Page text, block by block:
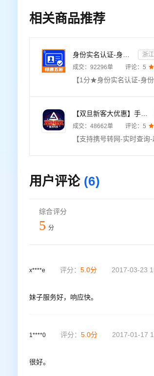
相关商品推荐
身份实名认证-身份证实名认证-身份证实名-身份实名认证-身份证二要素核验-身份证实名认证-身份实名认证
浙
成交： 92296单 评论： 5 
【双旦新客大优惠】手机二要素-手机三要素查询-手机三-手机实名认证-手机二要素-手机三要素查询
成交： 48662单 评论： 5 
用户评论 (6)
综合评分
5 分
x****e 评分： 5.0分 2017-03-23
妹子服务好，响应快。
1****0 评分： 5.0分 2017-01-17
很好。